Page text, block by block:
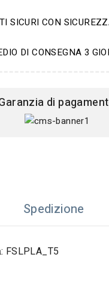
SICURI CON
DI CONSEGNA 3
di
Spedizione
: FSLPLA_T5